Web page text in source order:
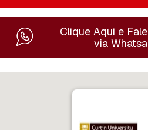
Clique Aqui e
via